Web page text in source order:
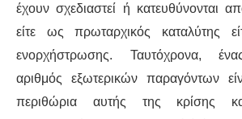
έχουν σχεδιαστεί ή κατευθύνονται
είτε ως πρωταρχικός καταλύτης
ενορχήστρωσης. Ταυτόχρονα,
αριθμός εξωτερικών παραγόντων
περιθώρια αυτής της κρίσης